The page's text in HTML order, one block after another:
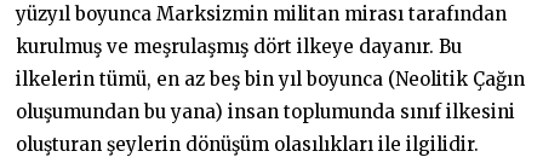
yüzyıl boyunca Marksizmin militan mirası tarafından
kurulmuş ve meşrulaşmış dört ilkeye dayanır. Bu
ilkelerin tümü, en az beş bin yıl boyunca (Neolitik Çağın
oluşumundan bu yana) insan toplumunda sınıf ilkesini
oluşturan şeylerin dönüşüm olasılıkları ile ilgilidir.